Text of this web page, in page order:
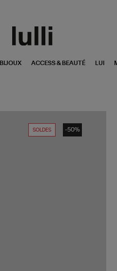
BIJOUX ACCESS & BEAUTÉ LUI
SOLDES -50%